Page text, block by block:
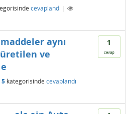
cevaplandı |
1
cevap
aynı
ve
5 kategorisinde cevaplandı